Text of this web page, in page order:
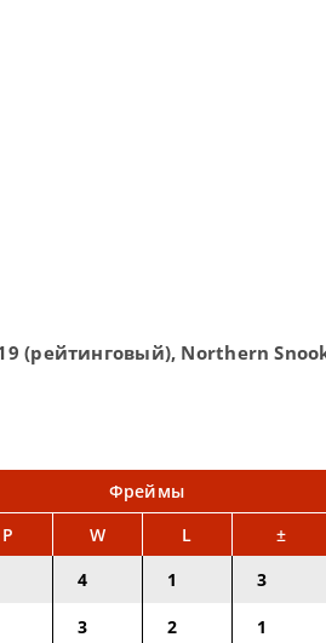
(рейтинговый), Northern
Фреймы
P W L
±
4 1 3
3 2 1